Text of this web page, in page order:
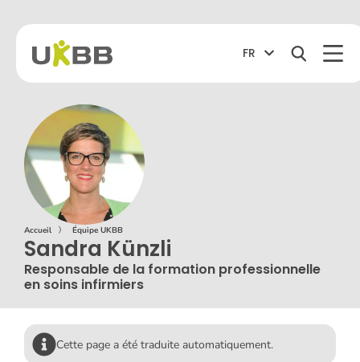
FR
Accueil 〉 Équipe UKBB
Sandra Künzli
Responsable de la formation professionnelle
en soins infirmiers
Cette page a été traduite automatiquement.